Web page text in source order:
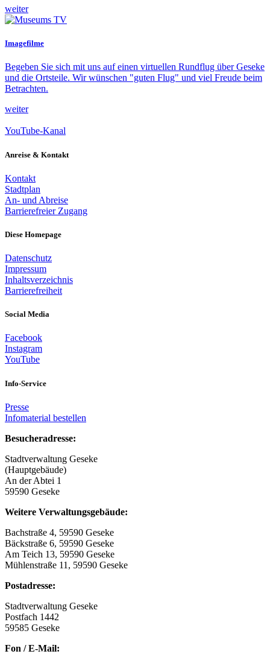
weiter
Imagefilme
Begeben Sie sich mit uns auf einen virtuellen Rundflug über Geseke
und die Ortsteile. Wir wünschen "guten Flug" und viel Freude beim
Betrachten.
weiter
YouTube-Kanal
Anreise & Kontakt
Kontakt
Stadtplan
An- und Abreise
Barrierefreier Zugang
Diese Homepage
Datenschutz
Impressum
Inhaltsverzeichnis
Barrierefreiheit
Social Media
Facebook
Instagram
YouTube
Info-Service
Presse
Infomaterial bestellen
Besucheradresse:
Stadtverwaltung Geseke
(Hauptgebäude)
An der Abtei 1
59590 Geseke
Weitere Verwaltungsgebäude:
Bachstraße 4, 59590 Geseke
Bäckstraße 6, 59590 Geseke
Am Teich 13, 59590 Geseke
Mühlenstraße 11, 59590 Geseke
Postadresse:
Stadtverwaltung Geseke
Postfach 1442
59585 Geseke
Fon / E-Mail: